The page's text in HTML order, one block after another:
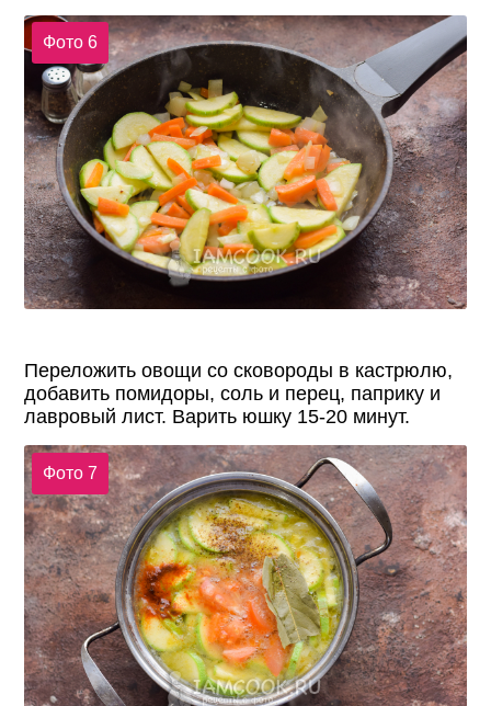
Фото 6
Переложить овощи со сковороды в кастрюлю,
добавить помидоры, соль и перец, паприку и
лавровый лист. Варить юшку 15-20 минут.
Фото 7